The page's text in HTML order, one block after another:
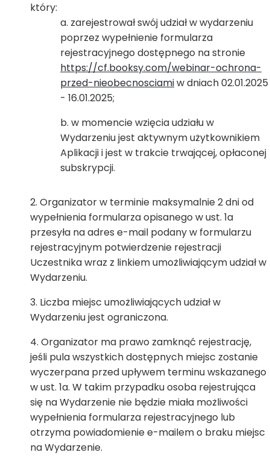
który:
zarejestrował swój udział w wydarzeniu
poprzez wypełnienie formularza
rejestracyjnego dostępnego na stronie
https://cf.booksy.com/webinar-ochrona-
przed-nieobecnosciamiw dniach 02.01.2025
- 16.01.2025;
w momencie wzięcia udziału w
Wydarzeniu jest aktywnym użytkownikiem
Aplikacji i jest w trakcie trwającej, opłaconej
subskrypcji.
Organizator w terminie maksymalnie 2 dni od
wypełnienia formularza opisanego w ust. 1a
przesyła na adres e-mail podany w formularzu
rejestracyjnym potwierdzenie rejestracji
Uczestnika wraz z linkiem umożliwiającym udział w
Wydarzeniu.
Liczba miejsc umożliwiających udział w
Wydarzeniu jest ograniczona.
Organizator ma prawo zamknąć rejestrację,
jeśli pula wszystkich dostępnych miejsc zostanie
wyczerpana przed upływem terminu wskazanego
w ust. 1a. W takim przypadku osoba rejestrująca
się na Wydarzenie nie będzie miała możliwości
wypełnienia formularza rejestracyjnego lub
otrzyma powiadomienie e-mailem o braku miejsc
na Wydarzenie.